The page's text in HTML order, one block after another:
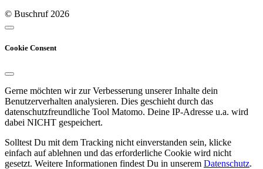
© Buschruf2026
Cookie Consent
Gerne möchten wir zur Verbesserung unserer Inhalte dein
Benutzerverhalten analysieren. Dies geschieht durch das
datenschutzfreundliche Tool Matomo. Deine IP-Adresse u.a. wird
dabei NICHT gespeichert.
Solltest Du mit dem Tracking nicht einverstanden sein, klicke
einfach auf ablehnen und das erforderliche Cookie wird nicht
gesetzt. Weitere Informationen findest Du in unserem Datenschutz.